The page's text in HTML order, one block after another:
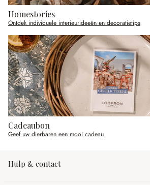
Homestories
Ontdek individuele interieurideeën en decoratietips
Cadeaubon
Geef uw dierbaren een mooi cadeau
Hulp & contact